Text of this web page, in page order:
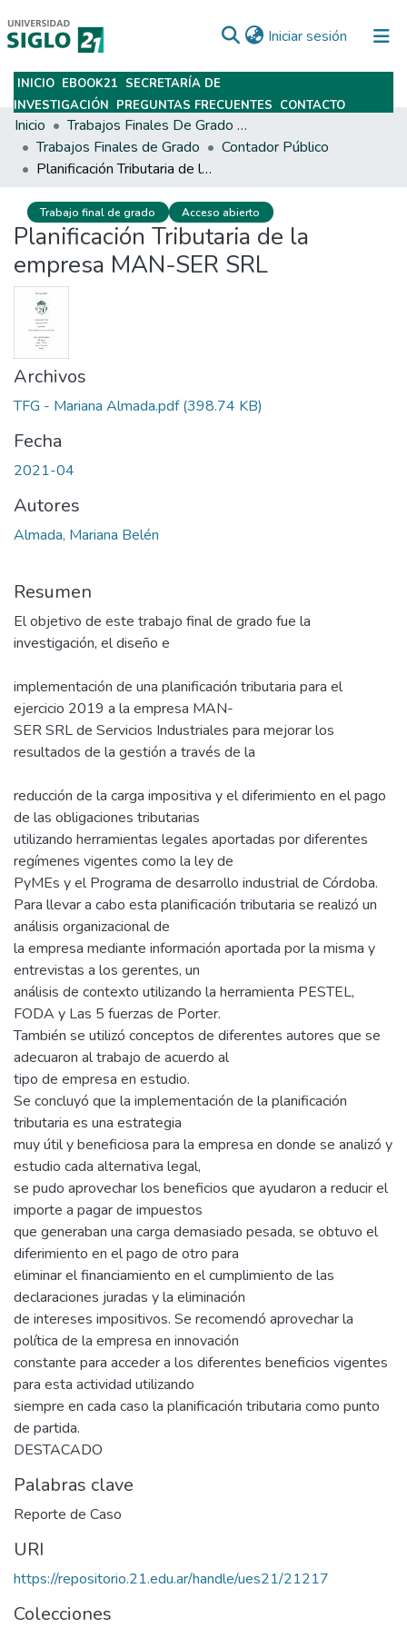
Iniciar sesión (current)
Subir
INICIO EBOOK21 SECRETARÍA DE
INVESTIGACIÓN PREGUNTAS FRECUENTES CONTACTO
Inicio
Trabajos Finales De Grado Y Posgrado
Trabajos Finales de Grado
Contador Público
Planificación Tributaria de la empresa MAN-SER SRL
Trabajo final de grado Acceso abierto
Planificación Tributaria de la
empresa MAN-SER SRL
Archivos
TFG - Mariana Almada.pdf(398.74 KB)
Fecha
2021-04
Autores
Almada, Mariana Belén
Resumen
El objetivo de este trabajo final de grado fue la
investigación, el diseño e
implementación de una planificación tributaria para el
ejercicio 2019 a la empresa MAN-
SER SRL de Servicios Industriales para mejorar los
resultados de la gestión a través de la
reducción de la carga impositiva y el diferimiento en el pago
de las obligaciones tributarias
utilizando herramientas legales aportadas por diferentes
regímenes vigentes como la ley de
PyMEs y el Programa de desarrollo industrial de Córdoba.
Para llevar a cabo esta planificación tributaria se realizó un
análisis organizacional de
la empresa mediante información aportada por la misma y
entrevistas a los gerentes, un
análisis de contexto utilizando la herramienta PESTEL,
FODA y Las 5 fuerzas de Porter.
También se utilizó conceptos de diferentes autores que se
adecuaron al trabajo de acuerdo al
tipo de empresa en estudio.
Se concluyó que la implementación de la planificación
tributaria es una estrategia
muy útil y beneficiosa para la empresa en donde se analizó y
estudio cada alternativa legal,
se pudo aprovechar los beneficios que ayudaron a reducir el
importe a pagar de impuestos
que generaban una carga demasiado pesada, se obtuvo el
diferimiento en el pago de otro para
eliminar el financiamiento en el cumplimiento de las
declaraciones juradas y la eliminación
de intereses impositivos. Se recomendó aprovechar la
política de la empresa en innovación
constante para acceder a los diferentes beneficios vigentes
para esta actividad utilizando
siempre en cada caso la planificación tributaria como punto
de partida.
DESTACADO
Palabras clave
Reporte de Caso
URI
https://repositorio.21.edu.ar/handle/ues21/21217
Colecciones